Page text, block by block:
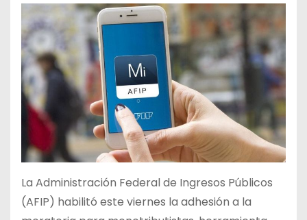
La Administración Federal de Ingresos Públicos
(AFIP) habilitó este viernes la adhesión a la